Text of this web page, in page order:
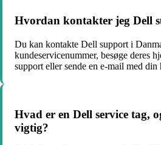
Hvordan kontakter jeg Dell
Du kan kontakte Dell support i
kundeservicenummer, besøge deres
support eller sende en e-mail med din
Hvad er en Dell service tag,
vigtig?